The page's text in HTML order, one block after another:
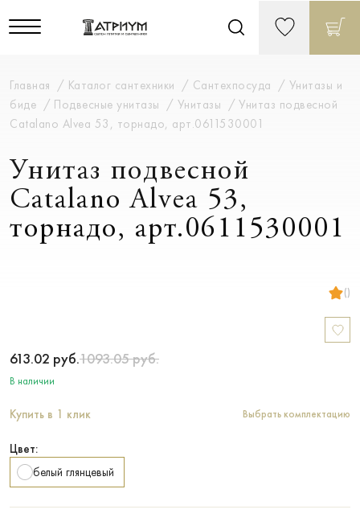
Главная Каталог сантехники Сантехпосуда
Унитазы и
биде
Подвесные унитазы Унитазы
Унитаз подвесной
Catalano Alvea 53, торнадо, арт.0611530001
Унитаз подвесной
Catalano Alvea 53,
торнадо, арт.0611530001
()
613.02 руб.1093.05руб.
В наличии
Купить в 1 клик Выбрать комплектацию
Цвет:
белый глянцевый